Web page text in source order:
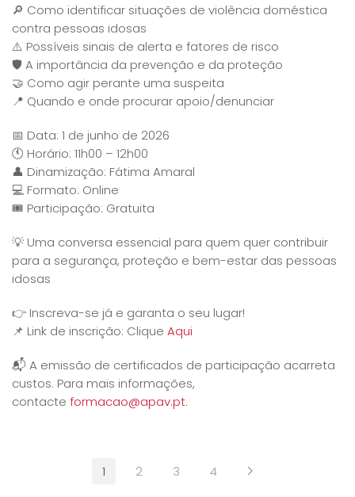
🔎 Como identificar situações de violência doméstica
contra pessoas idosas
⚠️ Possíveis sinais de alerta e fatores de risco
🛡️ A importância da prevenção e da proteção
🤝 Como agir perante uma suspeita
📍 Quando e onde procurar apoio/denunciar
📅 Data: 1 de junho de 2026
🕚 Horário: 11h00 – 12h00
👤 Dinamização: Fátima Amaral
💻 Formato: Online
🎟️ Participação: Gratuita
💡 Uma conversa essencial para quem quer contribuir
para a segurança, proteção e bem-estar das pessoas
idosas
👉 Inscreva-se já e garanta o seu lugar!
📌 Link de inscrição: Clique Aqui
📬 A emissão de certificados de participação acarreta
custos. Para mais informações,
contacte formacao@apav.pt.
1 2 3 4